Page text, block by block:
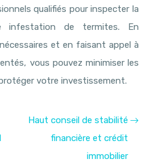
qualifiés pour inspecter la
infestation de termites. En
et en faisant appel à
vous pouvez minimiser les
votre investissement.
Haut conseil de stabilité
financière et crédit
immobilier